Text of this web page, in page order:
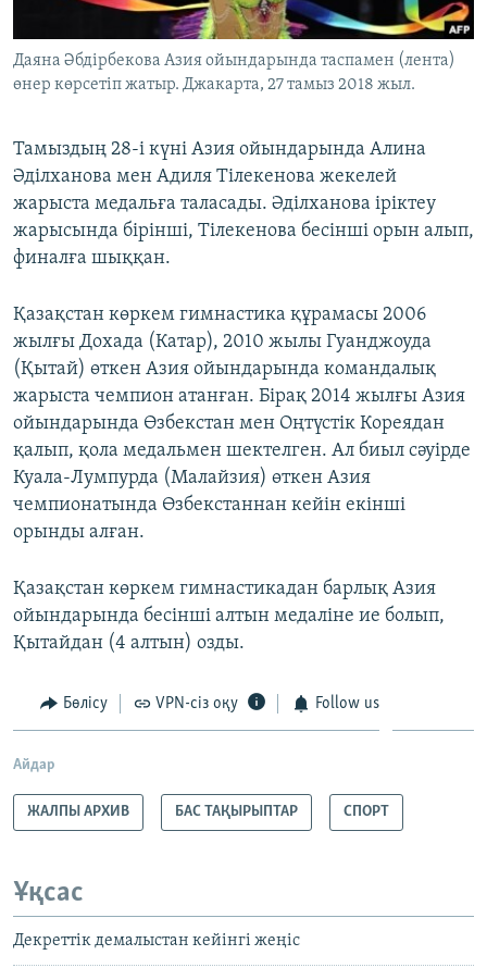
Даяна Әбдірбекова Азия ойындарында таспамен (лента)
өнер көрсетіп жатыр. Джакарта, 27 тамыз 2018 жыл.
Тамыздың 28-і күні Азия ойындарында Алина
Әділханова мен Адиля Тілекенова жекелей
жарыста медальға таласады. Әділханова іріктеу
жарысында бірінші, Тілекенова бесінші орын алып,
финалға шыққан.
Қазақстан көркем гимнастика құрамасы 2006
жылғы Дохада (Катар), 2010 жылы Гуанджоуда
(Қытай) өткен Азия ойындарында командалық
жарыста чемпион атанған. Бірақ 2014 жылғы Азия
ойындарында Өзбекстан мен Оңтүстік Кореядан
қалып, қола медальмен шектелген. Ал биыл сәуірде
Куала-Лумпурда (Малайзия) өткен Азия
чемпионатында Өзбекстаннан кейін екінші
орынды алған.
Қазақстан көркем гимнастикадан барлық Азия
ойындарында бесінші алтын медаліне ие болып,
Қытайдан (4 алтын) озды.
Бөлісу VPN-сіз оқу Follow us
Айдар
ЖАЛПЫ АРХИВ БАС ТАҚЫРЫПТАР СПОРТ
Ұқсас
Декреттік демалыстан кейінгі жеңіс